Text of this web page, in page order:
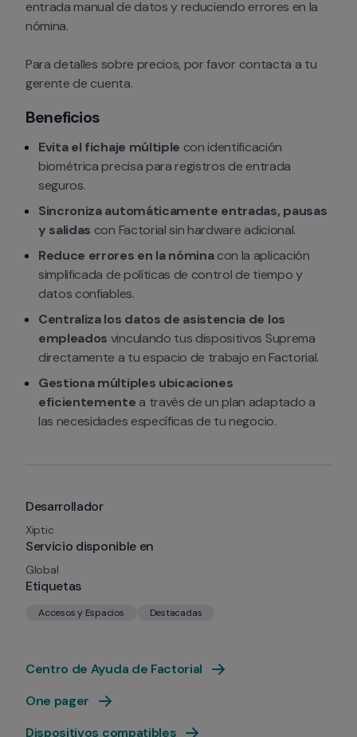
Desarrollador
Xiptic
Servicio disponible en
Global
Etiquetas
Accesos y Espacios Destacadas
Centro de Ayuda de Factorial
One pager
Dispositivos compatibles
entrada manual de datos y reduciendo errores en la
nómina.
Para detalles sobre precios, por favor contacta a tu
gerente de cuenta.
Beneficios
Evita el fichaje múltiple con identificación
biométrica precisa para registros de entrada
seguros.
Sincroniza automáticamente entradas, pausas
y salidas con Factorial sin hardware adicional.
Reduce errores en la nómina con la aplicación
simplificada de políticas de control de tiempo y
datos confiables.
Centraliza los datos de asistencia de los
empleados vinculando tus dispositivos Suprema
directamente a tu espacio de trabajo en Factorial.
Gestiona múltiples ubicaciones
eficientemente a través de un plan adaptado a
las necesidades específicas de tu negocio.